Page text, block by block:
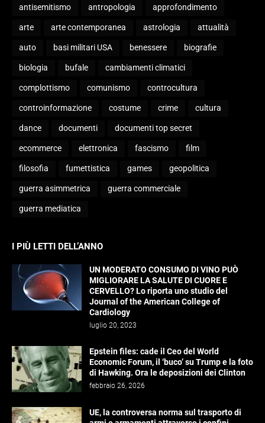
antisemitismo antropologia approfondimento
arte arte contemporanea astrologia attualità
auto basi militari USA benessere biografie
biologia bufale cambiamenti climatici
complottismo comunismo controcultura
controinformazione costume crime cultura
dance documenti documenti top secret
ecommerce elettronica fascismo film
filosofia fumettistica games geopolitica
guerra asimmetrica guerra commerciale
guerra mediatica
I PIÙ LETTI DELL’ANNO
UN MODERATO CONSUMO DI VINO PUÒ
MIGLIORARE LA SALUTE DI CUORE E
CERVELLO? Lo riporta uno studio del
Journal of the American College of
Cardiology
luglio 20, 2023
Epstein files: cade il Ceo del World
Economic Forum, il ‘buco’ su Trump e la foto
di Hawking. Ora le deposizioni dei Clinton
febbraio 26, 2026
UE, la controversa norma sul trasporto di